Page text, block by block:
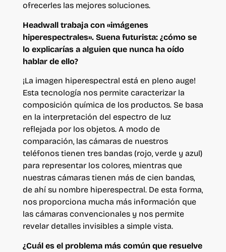
ofrecerles las mejores soluciones.
Headwall trabaja con «imágenes
hiperespectrales». Suena futurista: ¿cómo se
lo explicarías a alguien que nunca ha oído
hablar de ello?
¡La imagen hiperespectral está en pleno auge!
Esta tecnología nos permite caracterizar la
composición química de los productos. Se basa
en la interpretación del espectro de luz
reflejada por los objetos. A modo de
comparación, las cámaras de nuestros
teléfonos tienen tres bandas (rojo, verde y azul)
para representar los colores, mientras que
nuestras cámaras tienen más de cien bandas,
de ahí su nombre hiperespectral. De esta forma,
nos proporciona mucha más información que
las cámaras convencionales y nos permite
revelar detalles invisibles a simple vista.
¿Cuál es el problema más común que resuelve